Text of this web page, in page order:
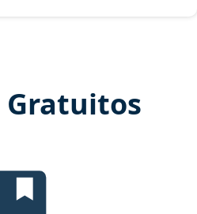
Edital Verticalizado, material